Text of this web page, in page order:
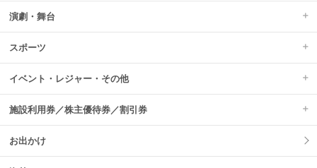
演劇・舞台
スポーツ
イベント・レジャー・その他
施設利用券／株主優待券／割引券
お出かけ